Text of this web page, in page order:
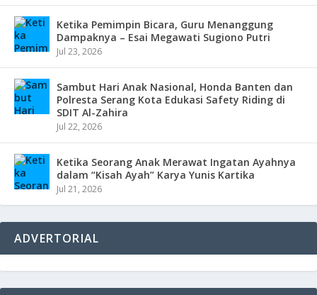
Ketika Pemimpin Bicara, Guru Menanggung
Dampaknya – Esai Megawati Sugiono Putri
Jul 23, 2026
Sambut Hari Anak Nasional, Honda Banten dan
Polresta Serang Kota Edukasi Safety Riding di
SDIT Al-Zahira
Jul 22, 2026
Ketika Seorang Anak Merawat Ingatan Ayahnya
dalam “Kisah Ayah” Karya Yunis Kartika
Jul 21, 2026
ADVERTORIAL